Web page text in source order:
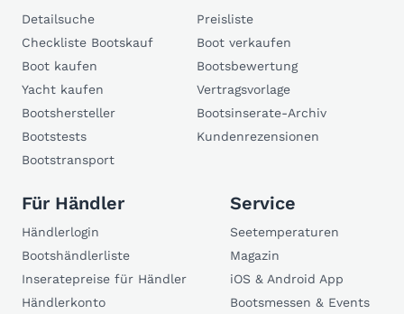
Detailsuche
Checkliste Bootskauf
Boot kaufen
Yacht kaufen
Bootshersteller
Bootstests
Bootstransport
Preisliste
Boot verkaufen
Bootsbewertung
Vertragsvorlage
Bootsinserate-Archiv
Kundenrezensionen
Für Händler
Händlerlogin
Bootshändlerliste
Inseratepreise für Händler
Händlerkonto
Service
Seetemperaturen
Magazin
iOS & Android App
Bootsmessen & Events